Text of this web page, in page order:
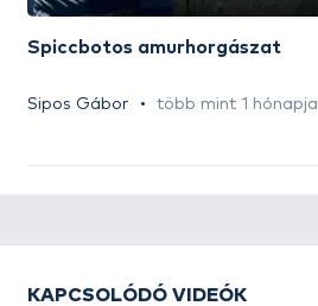
Spiccbotos amurhorgászat
Sipos Gábor több mint 1 hónapja
KAPCSOLÓDÓ VIDEÓK